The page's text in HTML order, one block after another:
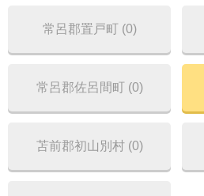
常呂郡置戸町 (0)
常呂郡佐呂間町 (0)
苫前郡初山別村 (0)